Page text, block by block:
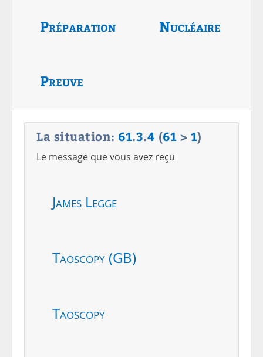
Préparation Nucléaire
Preuve
La situation: 61.3.4 (61 > 1)
Le message que vous avez reçu
James Legge
Taoscopy (GB)
Taoscopy